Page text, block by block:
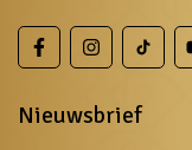
Nieuwsbrief